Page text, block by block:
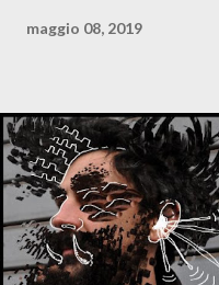
maggio 08, 2019